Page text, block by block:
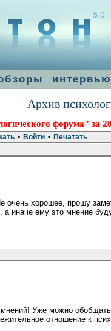
интервью
Архив
форума" за
• Войти • Печатать
очень хорошее, прошу
иначе ему это мнение
Уже можно обобщать
отношение к